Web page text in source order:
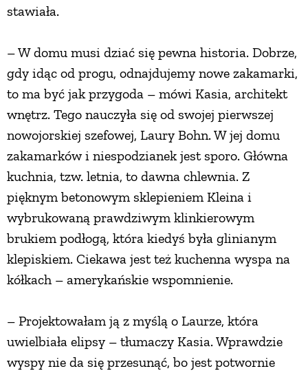
stawiała.
– W domu musi dziać się pewna historia. Dobrze,
gdy idąc od progu, odnajdujemy nowe zakamarki,
to ma być jak przygoda – mówi Kasia, architekt
wnętrz. Tego nauczyła się od swojej pierwszej
nowojorskiej szefowej, Laury Bohn. W jej domu
zakamarków i niespodzianek jest sporo. Główna
kuchnia, tzw. letnia, to dawna chlewnia. Z
pięknym betonowym sklepieniem Kleina i
wybrukowaną prawdziwym klinkierowym
brukiem podłogą, która kiedyś była glinianym
klepiskiem. Ciekawa jest też kuchenna wyspa na
kółkach – amerykańskie wspomnienie.
– Projektowałam ją z myślą o Laurze, która
uwielbiała elipsy – tłumaczy Kasia. Wprawdzie
wyspy nie da się przesunąć, bo jest potwornie